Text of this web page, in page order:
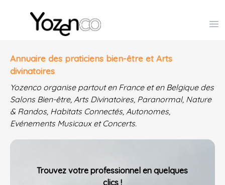
Yozenco - Organisateur de Salons, Evénements et
Annuaire des praticiens bien-être et Arts
divinatoires
Yozenco organise partout en France et en Belgique des
Salons Bien-être, Arts Divinatoires, Paranormal, Nature
& Randos, Habitats Connectés, Autonomes,
Evénements Musicaux et Concerts.
Trouvez votre professionnel en quelques
clics !